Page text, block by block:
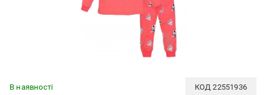
В наявності КОД22551936